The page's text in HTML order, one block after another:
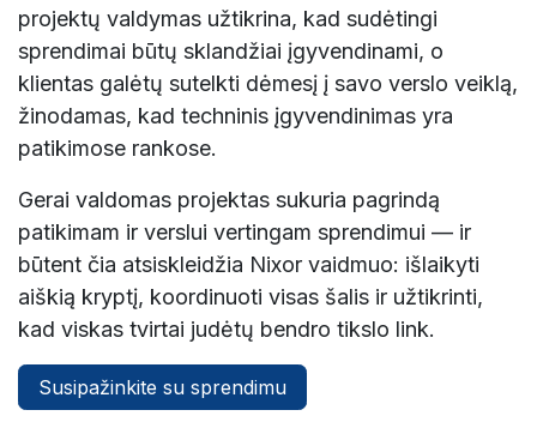
projektų valdymas užtikrina, kad sudėtingi
sprendimai būtų sklandžiai įgyvendinami, o
klientas galėtų sutelkti dėmesį į savo verslo veiklą,
žinodamas, kad techninis įgyvendinimas yra
patikimose rankose.
Gerai valdomas projektas sukuria pagrindą
patikimam ir verslui vertingam sprendimui — ir
būtent čia atsiskleidžia Nixor vaidmuo: išlaikyti
aiškią kryptį, koordinuoti visas šalis ir užtikrinti,
kad viskas tvirtai judėtų bendro tikslo link.
Susipažinkite su sprendimu